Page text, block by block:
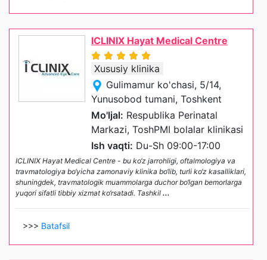
ICLINIX Hayat Medical Centre
Xususiy klinika
Gulimamur ko'chasi, 5/14,
Yunusobod tumani, Toshkent
Mo'ljal: Respublika Perinatal
Markazi, ToshPMI bolalar klinikasi
Ish vaqti: Du-Sh 09:00-17:00
ICLINIX Hayat Medical Centre - bu ko‘z jarrohligi, oftalmologiya va
travmatologiya bo‘yicha zamonaviy klinika bo‘lib, turli ko‘z kasalliklari,
shuningdek, travmatologik muammolarga duchor bo‘lgan bemorlarga
yuqori sifatli tibbiy xizmat ko‘rsatadi. Tashkil ...
>>> Batafsil